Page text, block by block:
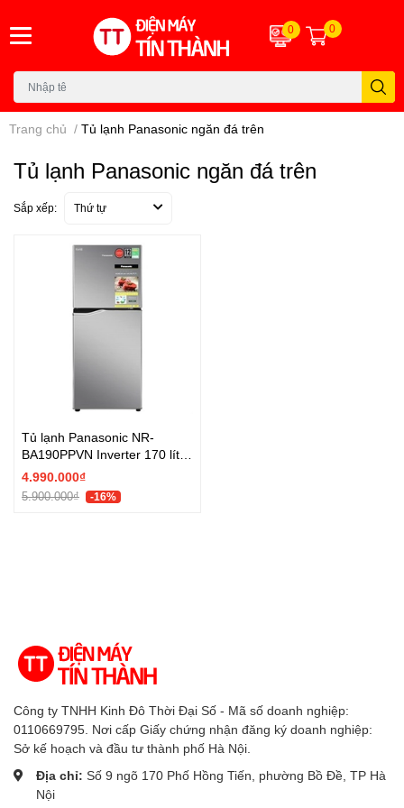
0 0
Trang chủ / Tủ lạnh Panasonic ngăn đá trên
Tủ lạnh Panasonic ngăn đá trên
Sắp xếp: Thứ tự
Tủ lạnh Panasonic NR-
BA190PPVN Inverter 170 lít -
Chính hãng
4.990.000₫
5.900.000₫ -16%
Công ty TNHH Kinh Đô Thời Đại Số - Mã số doanh nghiệp:
0110669795. Nơi cấp Giấy chứng nhận đăng ký doanh nghiệp:
Sở kế hoạch và đầu tư thành phố Hà Nội.
Địa chỉ: Số 9 ngõ 170 Phố Hồng Tiến, phường Bồ Đề, TP Hà
Nội